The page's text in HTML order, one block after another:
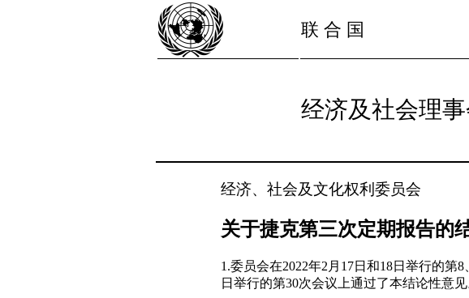
联 合 国
经济及社会理
经济、社会及文化权利委员会
关于捷克第三次定期报告的
1.委员会在2022年2月17日和18日举行的第
日举行的第30次会议上通过了本结论性意见